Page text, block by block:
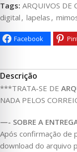
Tags: ARQUIVOS DE
digital , lapelas ,
Facebook
Descrição
***TRATA-SE DE
NADA PELOS
—- SOBRE A
Após confirmação de
download do arquivo